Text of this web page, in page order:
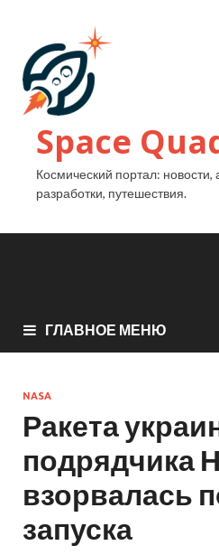
Space
Космический портал: новости,
разработки, путешествия.
ГЛАВНОЕ МЕНЮ
NASA
Ракета
подрядчика
взорвалась
запуска